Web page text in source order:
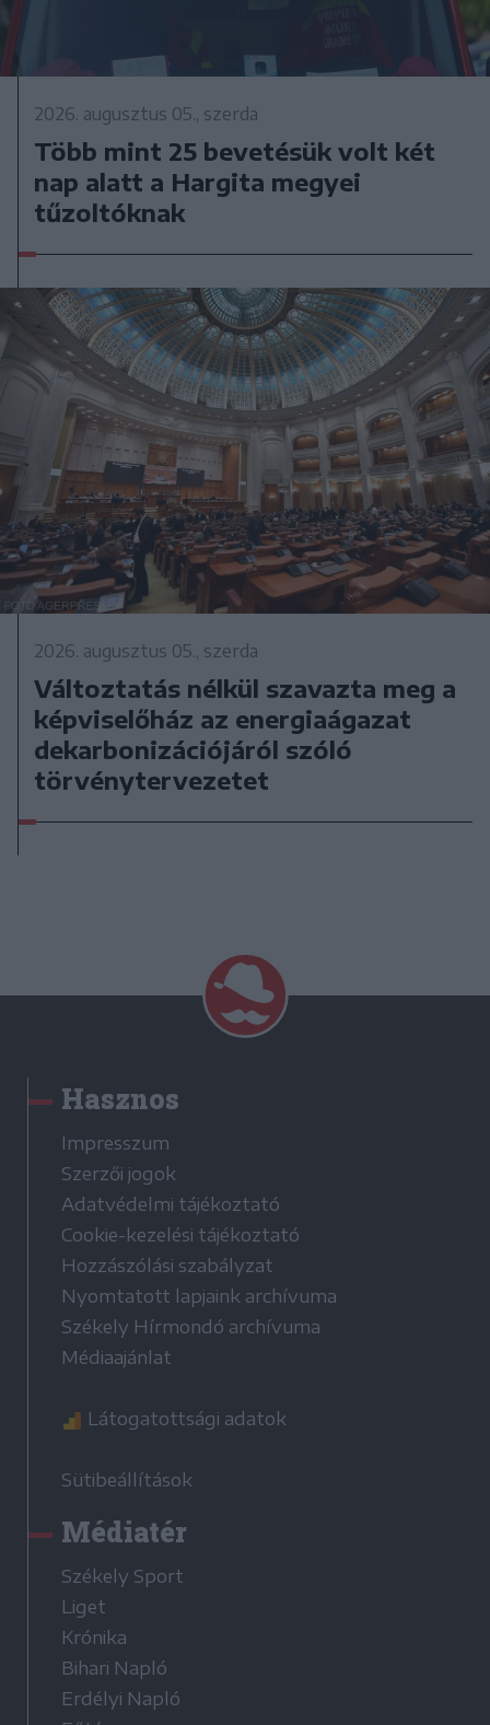
2026. augusztus 05., szerda
Több mint 25 bevetésük volt két
nap alatt a Hargita megyei
tűzoltóknak
2026. augusztus 05., szerda
Változtatás nélkül szavazta meg a
képviselőház az energiaágazat
dekarbonizációjáról szóló
törvénytervezetet
Hasznos
Impresszum
Szerzői jogok
Adatvédelmi tájékoztató
Cookie-kezelési tájékoztató
Hozzászólási szabályzat
Nyomtatott lapjaink archívuma
Székely Hírmondó archívuma
Médiaajánlat
Látogatottsági adatok
Sütibeállítások
Médiatér
Székely Sport
Liget
Krónika
Bihari Napló
Erdélyi Napló